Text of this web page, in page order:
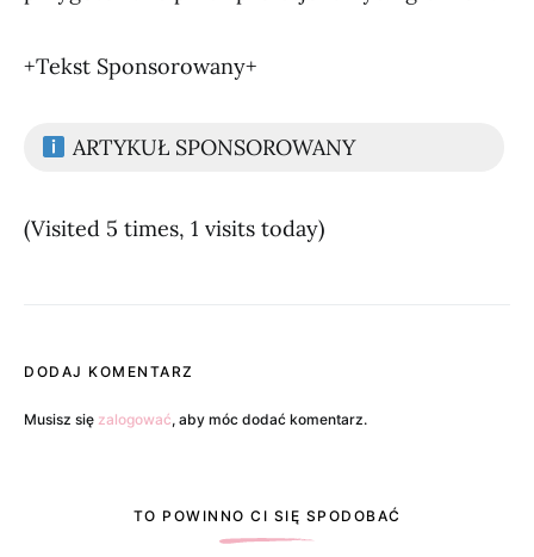
+Tekst Sponsorowany+
ARTYKUŁ SPONSOROWANY
(Visited 5 times, 1 visits today)
DODAJ KOMENTARZ
Musisz się zalogować, aby móc dodać komentarz.
TO POWINNO CI SIĘ SPODOBAĆ